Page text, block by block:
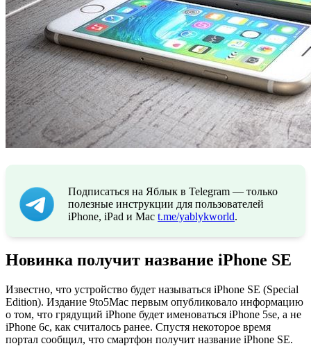
Подписаться на Яблык в Telegram — только
полезные инструкции для пользователей
iPhone, iPad и Mac t.me/yablykworld.
Новинка получит название iPhone SE
Известно, что устройство будет называться iPhone SE (Special
Edition). Издание 9to5Mac первым опубликовало информацию
о том, что грядущий iPhone будет именоваться iPhone 5se, а не
iPhone 6c, как считалось ранее. Спустя некоторое время
портал сообщил, что смартфон получит название iPhone SE.